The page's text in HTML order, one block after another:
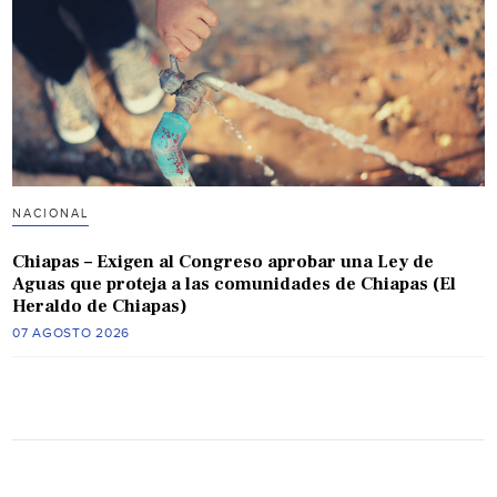
NACIONAL
Chiapas – Exigen al Congreso aprobar una Ley de
Aguas que proteja a las comunidades de Chiapas (El
Heraldo de Chiapas)
07 AGOSTO 2026